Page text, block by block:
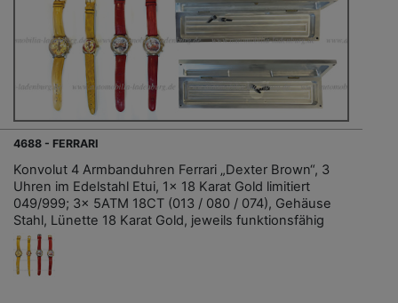
4688 - FERRARI
Konvolut 4 Armbanduhren Ferrari „Dexter Brown“, 3
Uhren im Edelstahl Etui, 1x 18 Karat Gold limitiert
049/999; 3x 5ATM 18CT (013 / 080 / 074), Gehäuse
Stahl, Lünette 18 Karat Gold, jeweils funktionsfähig